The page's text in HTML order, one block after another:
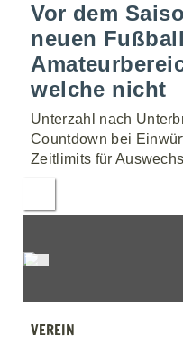
Vor dem
neuen
welche nicht
Unterzahl nach
Countdown bei
Zeitlimits für
VEREIN